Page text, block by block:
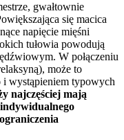
gwałtownie
się macica
napięcie mięśni
tułowia powodują
W połączeniu
może to
wystąpieniem typowych
najczęściej mają